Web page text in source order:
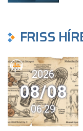
FRISS
2026
08/08
06:29